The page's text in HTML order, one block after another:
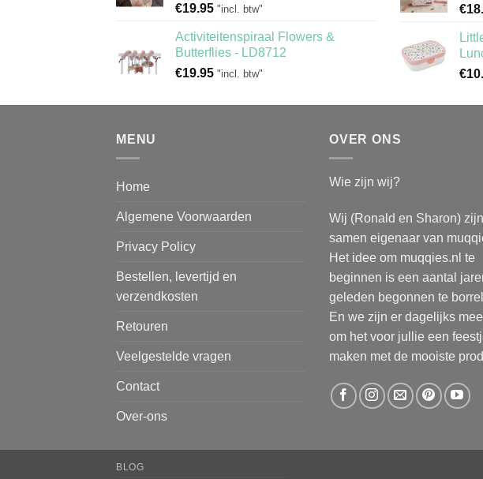
€19.95 "incl. btw"
Activiteitenspiraal Flowers &
Butterflies - LD8712
€19.95 "incl. btw"
€
€
MENU
Home
Algemene Voorwaarden
Privacy Policy
Bestellen, levertijd en
verzendkosten
Retouren
Veelgestelde vragen
Contact
Over-ons
OVER ONS
Wie zijn wij?
Wij (Ronald en Sharon) zijn
samen eigenaar van
Het idee om muqqies.nl te
beginnen is een aantal
geleden begonnen te
En we zijn er dagelijks
om het voor jullie een
maken met de mooiste
BLOG